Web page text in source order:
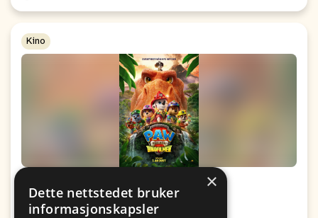
Kino
Kino: Paw Patrol: Dinofilmen
Fra
Til
×
Dette nettstedet bruker
informasjonskapsler